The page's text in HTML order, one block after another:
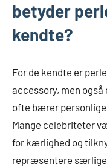
betyder
kendte?
For de kendte er
accessory, men
ofte bærer
Mange celebriteter
for kærlighed og
repræsentere særlige